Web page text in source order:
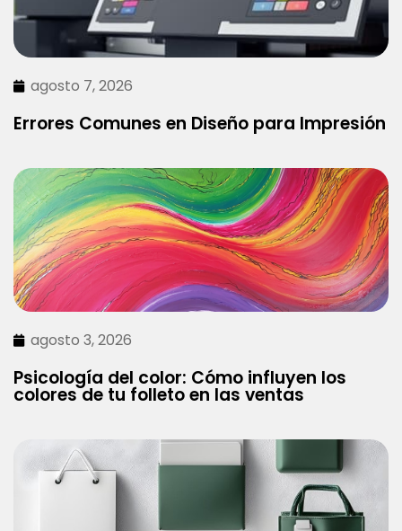
agosto 7, 2026
Errores Comunes en Diseño para Impresión
agosto 3, 2026
Psicología del color: Cómo influyen los
colores de tu folleto en las ventas